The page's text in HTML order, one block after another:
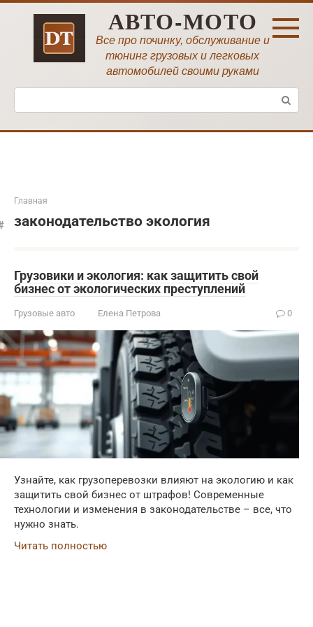
Перейти
АВТО-МОТО
Все про починку, обслуживание и
тюнинг грузовых и легковых
автомобилей своими руками
Поиск:
Главная
законодательство экология
Грузовики и экология: как защитить свой
бизнес от экологических преступлений
Грузовые авто Елена Петрова 0
Узнайте, как грузоперевозки влияют на экологию и как
защитить свой бизнес от штрафов! Современные
технологии и изменения в законодательстве – все, что
нужно знать.
Читать полностью